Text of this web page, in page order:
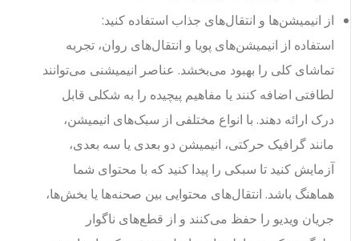
از انیمیشن‌ها و انتقال‌های جذاب استفاده کنید:
استفاده از انیمیشن‌های پویا و انتقال‌های روان، تجربه
تماشای کلی را بهبود می‌بخشد. عناصر انیمیشنی می‌توانند
لطافتی اضافه کنند یا مفاهیم پیچیده را به شکلی قابل
درک ارائه دهند. با انواع مختلفی از سبک‌های انیمیشن،
مانند گرافیک حرکتی، انیمیشن دو بعدی یا سه بعدی،
آزمایش کنید تا سبکی را پیدا کنید که با محتوای شما
هماهنگ باشد. انتقال‌های محتوایی بین صحنه‌ها یا بخش‌ها،
جریان ویدیو را حفظ می‌کنند و از قطع‌های ناگوار